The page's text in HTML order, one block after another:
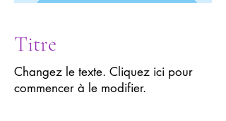
Titre
Changez le texte. Cliquez ici pour
commencer à le modifier.